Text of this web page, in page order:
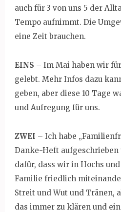
auch für 3 von uns 5 der
Tempo aufnimmt. Die
eine Zeit brauchen.
EINS – Im Mai haben wir
gelebt. Mehr Infos dazu
geben, aber diese 10 Tage
und Aufregung für uns.
ZWEI – Ich habe
Danke-Heft
dafür, dass wir in Hochs
Familie friedlich
Streit und Wut und Tränen,
das immer zu klären und